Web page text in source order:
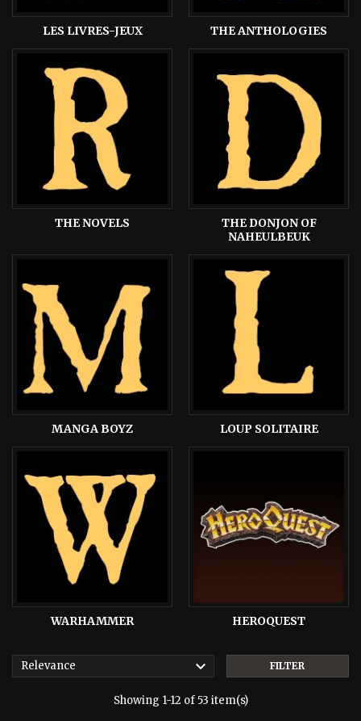
LES LIVRES-JEUX THE ANTHOLOGIES
THE NOVELS
THE DONJON OF
NAHEULBEUK
MANGA BOYZ LOUP SOLITAIRE
WARHAMMER HEROQUEST
Relevance  FILTER
Showing 1-12 of 53 item(s)